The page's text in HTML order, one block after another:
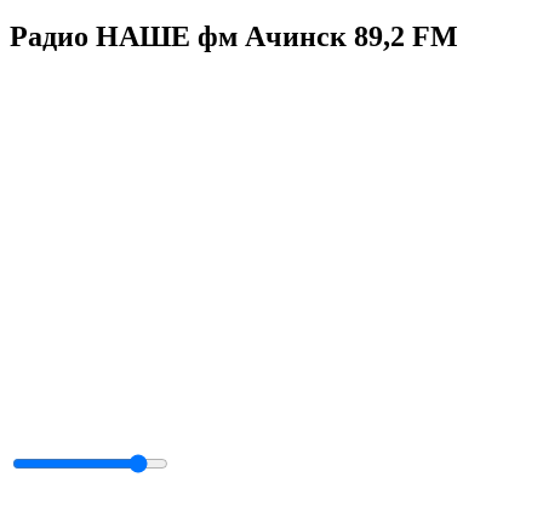
Радио НАШЕ фм Ачинск 89,2 FM